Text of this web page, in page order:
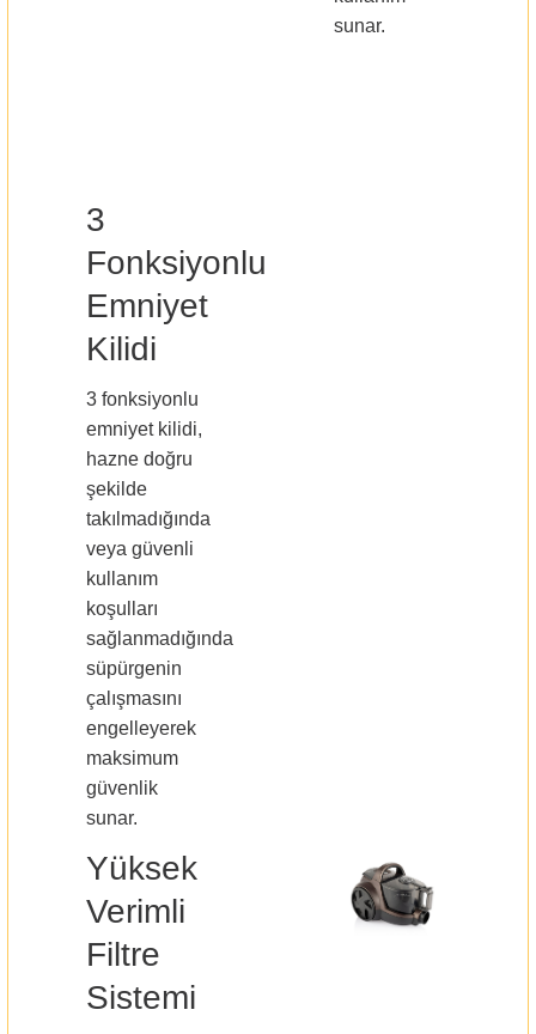
sunar.
3
Fonksiyonlu
Emniyet
Kilidi
3 fonksiyonlu
emniyet kilidi,
hazne doğru
şekilde
takılmadığında
veya güvenli
kullanım
koşulları
sağlanmadığında
süpürgenin
çalışmasını
engelleyerek
maksimum
güvenlik
sunar.
Yüksek
Verimli
Filtre
Sistemi